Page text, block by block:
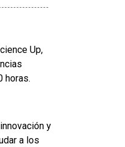
Up,
horas.
y
a los